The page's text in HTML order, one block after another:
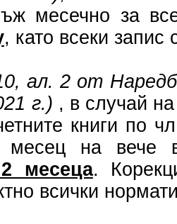
месечно за
, като всеки запис
ал. 2 от
г.) , в случай
книги по
месец на вече
месеца.
всички